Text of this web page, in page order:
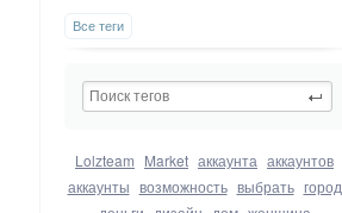
Все теги
Lolzteam Market аккаунта аккаунтов
аккаунты возможность выбрать город